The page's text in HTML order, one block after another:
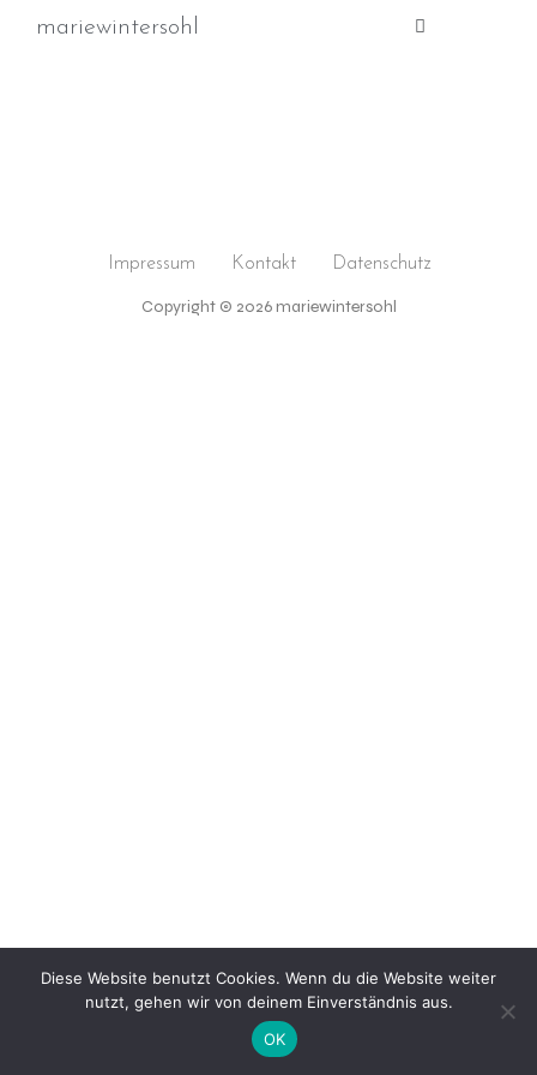
mariewintersohl
Impressum Kontakt Datenschutz
Copyright © 2026 mariewintersohl
Diese Website benutzt Cookies. Wenn du die Website weiter
nutzt, gehen wir von deinem Einverständnis aus.
OK